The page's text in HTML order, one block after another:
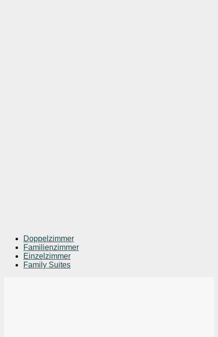
Doppelzimmer
Familienzimmer
Einzelzimmer
Family Suites